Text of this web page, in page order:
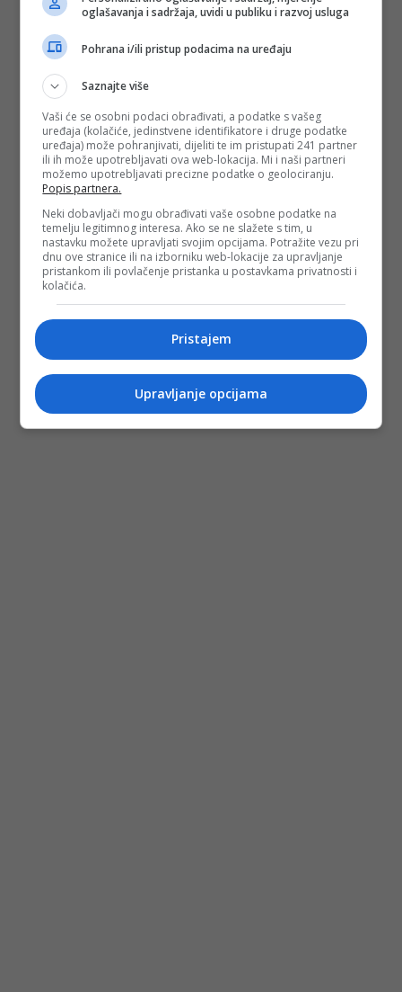
oglašavanja i sadržaja, uvidi u publiku i razvoj usluga
Pohrana i/ili pristup podacima na uređaju
Saznajte više
Vaši će se osobni podaci obrađivati, a podatke s vašeg
uređaja (kolačiće, jedinstvene identifikatore i druge podatke
uređaja) može pohranjivati, dijeliti te im pristupati 241 partner
ili ih može upotrebljavati ova web-lokacija. Mi i naši partneri
možemo upotrebljavati precizne podatke o geolociranju.
Popis partnera.
Neki dobavljači mogu obrađivati vaše osobne podatke na
temelju legitimnog interesa. Ako se ne slažete s tim, u
nastavku možete upravljati svojim opcijama. Potražite vezu pri
dnu ove stranice ili na izborniku web-lokacije za upravljanje
pristankom ili povlačenje pristanka u postavkama privatnosti i
kolačića.
Pristajem
Upravljanje opcijama